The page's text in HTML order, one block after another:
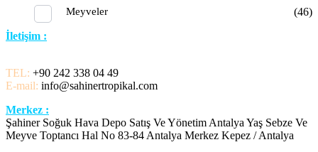
Meyveler
(46)
İletişim :
TEL: +90 242 338 04 49
E-mail: info@sahinertropikal.com
Merkez :
Şahiner Soğuk Hava Depo Satış Ve Yönetim Antalya Yaş Sebze Ve
Meyve Toptancı Hal No 83-84 Antalya Merkez Kepez / Antalya